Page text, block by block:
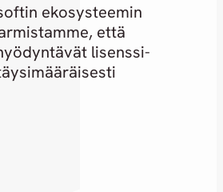
ekosysteemin
että
lisenssi-